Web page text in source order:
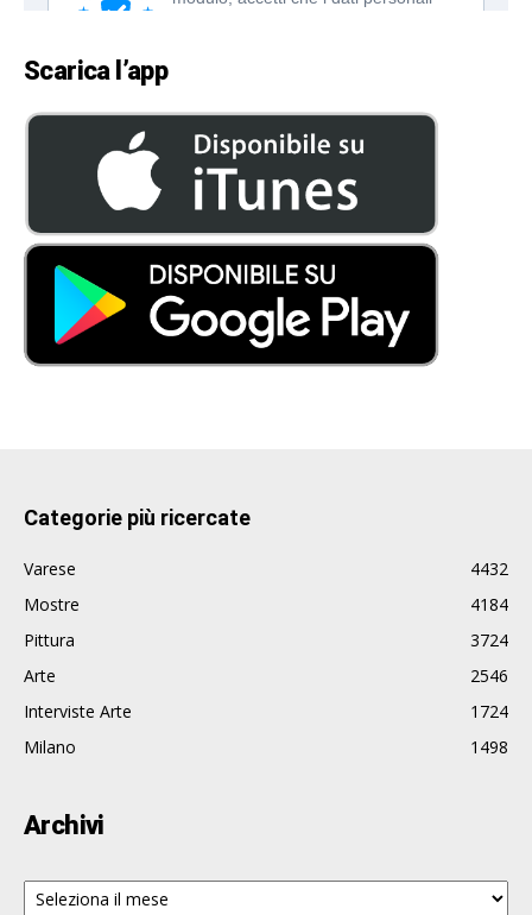
Scarica l’app
Categorie più ricercate
Varese
4432
Mostre
4184
Pittura
3724
Arte
2546
Interviste Arte
1724
Milano
1498
Archivi
Archivi